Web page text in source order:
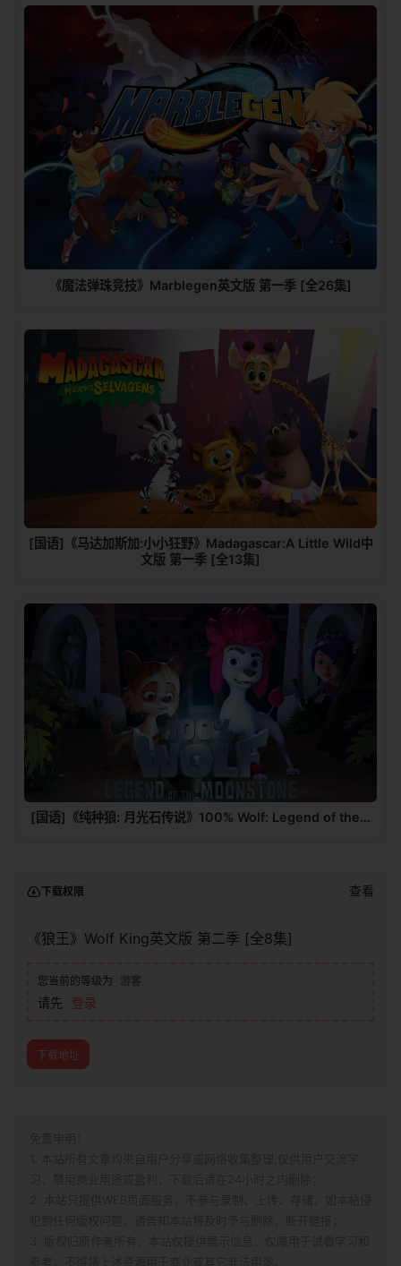
《魔法弹珠竞技》Marblegen英文版 第一季 [全26集]
[国语]《马达加斯加:小小狂野》Madagascar:A Little Wild中
文版 第一季 [全13集]
[国语]《纯种狼: 月光石传说》100% Wolf: Legend of the…
下载权限 查看
《狼王》Wolf King英文版 第二季 [全8集]
您当前的等级为 游客
请先 登录
下载地址